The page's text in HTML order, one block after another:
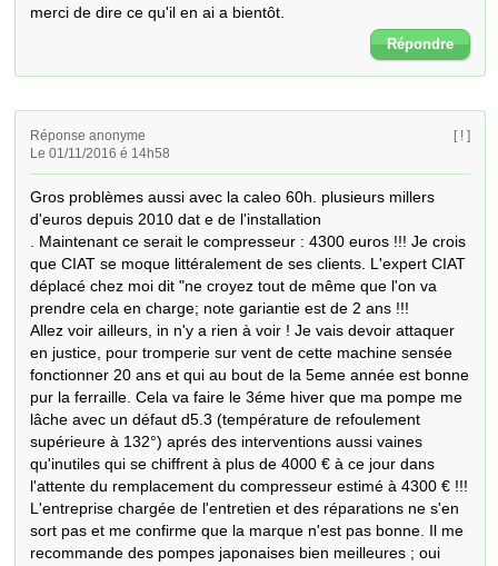
merci de dire ce qu'il en ai a bientôt.
Répondre
Réponse anonyme
Le 01/11/2016 é 14h58
[ ! ]
Gros problèmes aussi avec la caleo 60h. plusieurs millers
d'euros depuis 2010 dat e de l'installation
. Maintenant ce serait le compresseur : 4300 euros !!! Je crois
que CIAT se moque littéralement de ses clients. L'expert CIAT
déplacé chez moi dit "ne croyez tout de même que l'on va
prendre cela en charge; note gariantie est de 2 ans !!!
Allez voir ailleurs, in n'y a rien à voir ! Je vais devoir attaquer
en justice, pour tromperie sur vent de cette machine sensée
fonctionner 20 ans et qui au bout de la 5eme année est bonne
pur la ferraille. Cela va faire le 3éme hiver que ma pompe me
lâche avec un défaut d5.3 (température de refoulement
supérieure à 132°) aprés des interventions aussi vaines
qu'inutiles qui se chiffrent à plus de 4000 € à ce jour dans
l'attente du remplacement du compresseur estimé à 4300 € !!!
L'entreprise chargée de l'entretien et des réparations ne s'en
sort pas et me confirme que la marque n'est pas bonne. Il me
recommande des pompes japonaises bien meilleures ; oui